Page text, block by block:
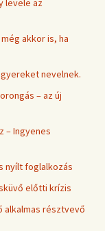
levele az
akkor is, ha
nevelnek.
– az új
– Ingyenes
nyílt foglalkozás
előtti krízis
alkalmas résztvevő